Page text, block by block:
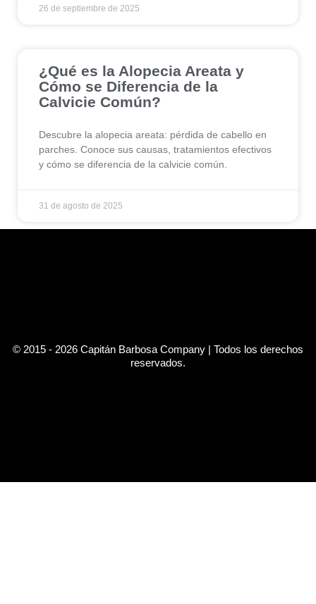
26 de septiembre de 2025
¿Qué es la Alopecia Areata y
Cómo se Diferencia de la
Calvicie Común?
Descubre la alopecia areata: pérdida de cabello en
parches. Conoce sus causas, tratamientos efectivos
y cómo se diferencia de la calvicie común.
31 de agosto de 2025
© 2015 - 2026 Capitán Barbosa Company | Todos los derechos
reservados.